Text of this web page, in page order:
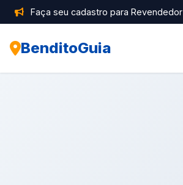
Faça seu cadastro para Revendedor
BenditoGuia